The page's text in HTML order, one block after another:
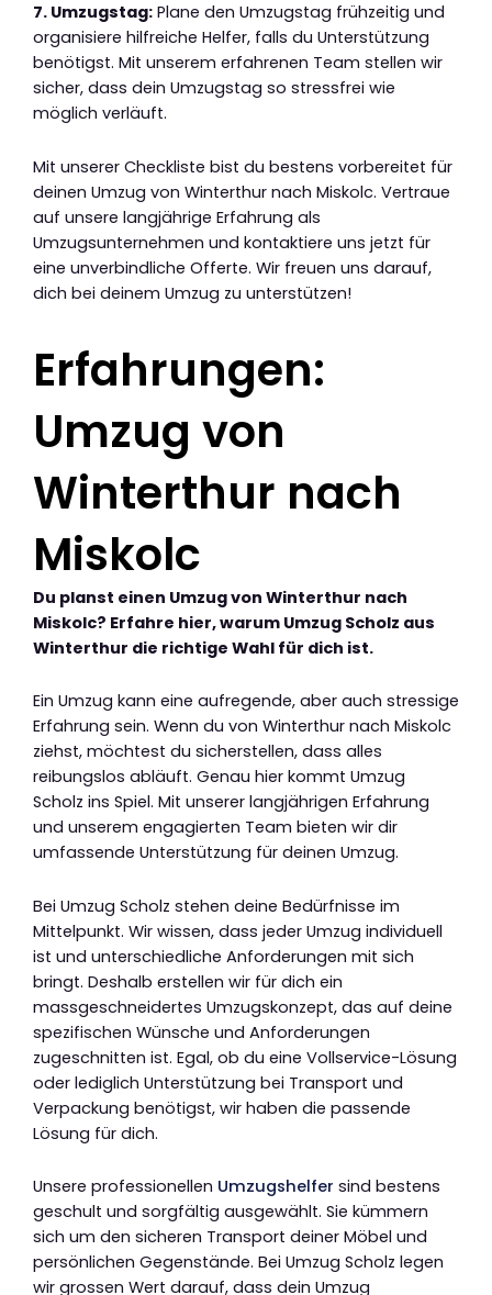
7. Umzugstag: Plane den Umzugstag frühzeitig und
organisiere hilfreiche Helfer, falls du Unterstützung
benötigst. Mit unserem erfahrenen Team stellen wir
sicher, dass dein Umzugstag so stressfrei wie
möglich verläuft.
Mit unserer Checkliste bist du bestens vorbereitet für
deinen Umzug von Winterthur nach Miskolc. Vertraue
auf unsere langjährige Erfahrung als
Umzugsunternehmen und kontaktiere uns jetzt für
eine unverbindliche Offerte. Wir freuen uns darauf,
dich bei deinem Umzug zu unterstützen!
Erfahrungen:
Umzug von
Winterthur nach
Miskolc
Du planst einen Umzug von Winterthur nach
Miskolc? Erfahre hier, warum Umzug Scholz aus
Winterthur die richtige Wahl für dich ist.
Ein Umzug kann eine aufregende, aber auch stressige
Erfahrung sein. Wenn du von Winterthur nach Miskolc
ziehst, möchtest du sicherstellen, dass alles
reibungslos abläuft. Genau hier kommt Umzug
Scholz ins Spiel. Mit unserer langjährigen Erfahrung
und unserem engagierten Team bieten wir dir
umfassende Unterstützung für deinen Umzug.
Bei Umzug Scholz stehen deine Bedürfnisse im
Mittelpunkt. Wir wissen, dass jeder Umzug individuell
ist und unterschiedliche Anforderungen mit sich
bringt. Deshalb erstellen wir für dich ein
massgeschneidertes Umzugskonzept, das auf deine
spezifischen Wünsche und Anforderungen
zugeschnitten ist. Egal, ob du eine Vollservice-Lösung
oder lediglich Unterstützung bei Transport und
Verpackung benötigst, wir haben die passende
Lösung für dich.
Unsere professionellen Umzugshelfer sind bestens
geschult und sorgfältig ausgewählt. Sie kümmern
sich um den sicheren Transport deiner Möbel und
persönlichen Gegenstände. Bei Umzug Scholz legen
wir grossen Wert darauf, dass dein Umzug